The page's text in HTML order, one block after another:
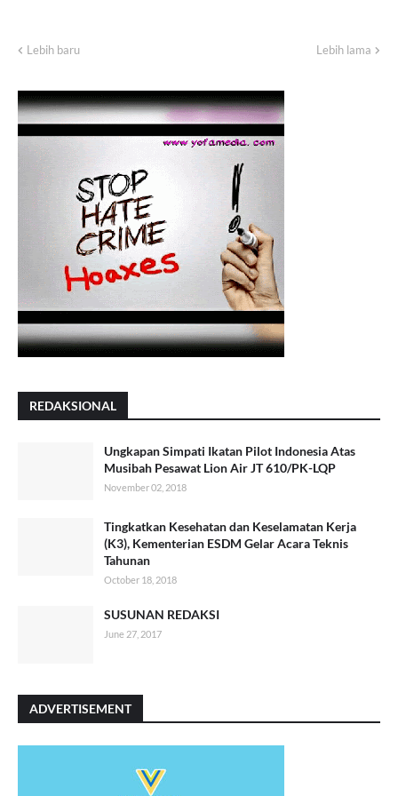
Lebih baru Lebih lama
REDAKSIONAL
Ungkapan Simpati Ikatan Pilot Indonesia Atas
Musibah Pesawat Lion Air JT 610/PK-LQP
November 02, 2018
Tingkatkan Kesehatan dan Keselamatan Kerja
(K3), Kementerian ESDM Gelar Acara Teknis
Tahunan
October 18, 2018
SUSUNAN REDAKSI
June 27, 2017
ADVERTISEMENT